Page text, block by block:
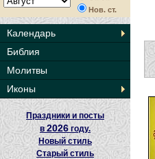
Нов. ст.
Календарь
Библия
Молитвы
Иконы
Праздники и посты
в2026 году.
Новый стиль
Старый стиль